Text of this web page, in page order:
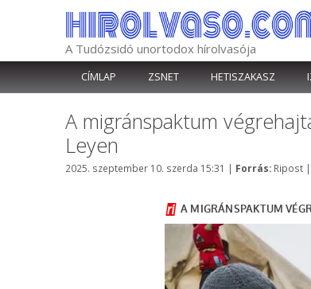
A Tudózsidó unortodox hírolvasója
CÍMLAP ZSNET HETISZAKASZ
A migránspaktum
Leyen
2025. szeptember 10. szerda 15:31 | Forrás: Ripost |